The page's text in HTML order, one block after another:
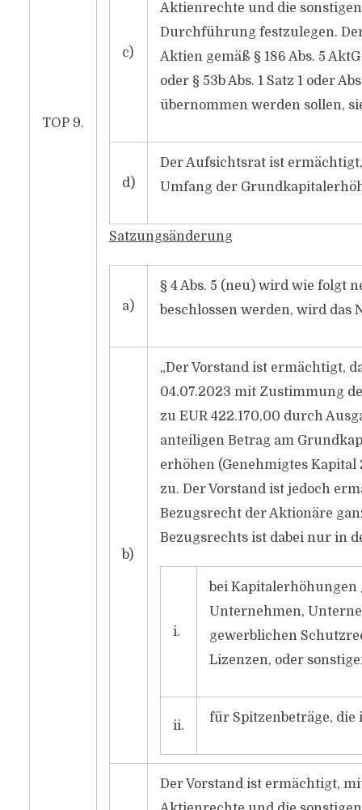
TOP 9.
c)
Aktienrechte und die
Durchführung festzulegen.
Aktien gemäß § 186 Abs. 5
oder § 53b Abs. 1 Satz 1 oder
übernommen werden sollen,
d)
Der Aufsichtsrat ist
Umfang der
Satzungsänderung
a)
§ 4 Abs. 5 (neu) wird wie folgt
beschlossen werden, wird das
b)
„Der Vorstand ist ermächtigt,
04.07.2023 mit Zustimmung
zu EUR 422.170,00 durch
anteiligen Betrag am
erhöhen (Genehmigtes
zu. Der Vorstand ist jedoch
Bezugsrecht der Aktionäre
Bezugsrechts ist dabei nur in
i.
bei Kapitalerhöhungen
Unternehmen,
gewerblichen
Lizenzen, oder
ii.
für Spitzenbeträge, die
Der Vorstand ist ermächtigt,